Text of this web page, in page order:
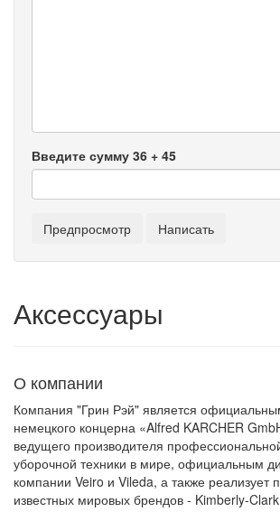
Введите сумму 36 + 45
Аксессуары
О компании
Компания "Грин Рэй" является
немецкого концерна «Alfred KARCHER
ведущего производителя
уборочной техники в мире, официальным
компании Veiro и Vileda, а также реализует
известных мировых брендов - Kimberly-